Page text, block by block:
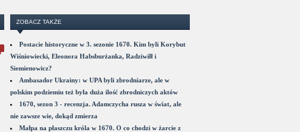
ZOBACZ TAKŻE
Postacie historyczne w 3. sezonie 1670. Kim byli Korybut
Wiśniowiecki, Eleonora Habsburżanka, Radziwiłł i
Siemienowicz?
Ambasador Ukrainy: w UPA byli zbrodniarze, ale w
polskim podziemiu też była duża ilość zbrodniczych aktów
1670, sezon 3 - recenzja. Adamczycha rusza w świat, ale
nie zawsze wie, dokąd zmierza
Małpa na płaszczu króla w 1670. O co chodzi w żarcie z